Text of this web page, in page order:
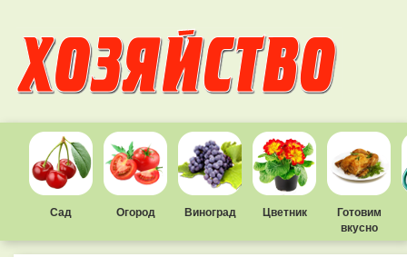
Сад Огород Виноград Цветник
Готовим
вкусно